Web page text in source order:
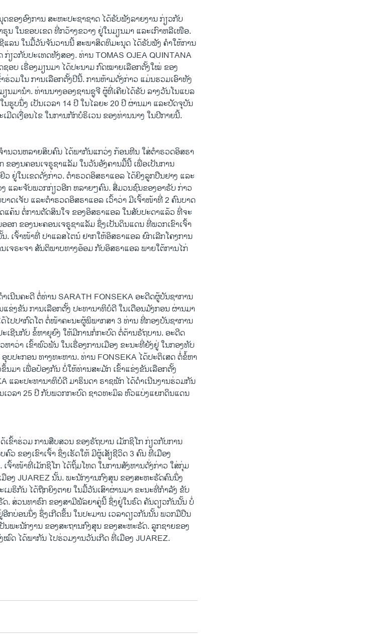
ຂອງອົງການ ສະຫະປະຊາຊາດ ໄດ້ຮັບຟັງລາຍງານ ກ່ຽວກັບ
ໃນຂອບເຂດ ທີ່ກວ້າງຂວາງ ຢູ່ໃນມຽນມາ ແລະເກົາຫລີເໜືອ.
ແລນ ໃນມື້ວັນຈັນວານນີ້ ສະພາສິດທິມະນຸດ ໄດ້ຮັບຟັງ ຄຳໃຫ້ການ
ຽວກັບປະເທດທັງສອງ. ທ່ານ TOMAS OJEA QUINTANA
ອບ ເຣື່ອງມຽນມາ ໄດ້ປະນາມ ກົດໝາຍເລືອກຕັ້ງໃໝ່ ຂອງ
ວມໃນ ການເລືອກຕັ້ງປີນີ້. ການຫ້າມດັ່ງກ່າວ ແມ່ນຮວມ​ເອົາທັງ
ນມານຳ. ທ່ານນາງອອງຊານຊູຈີ ຜູ້ທີ່ເຄີຍໄດ້ຮັບ ລາງວັນໂນແບລ
ຮູບນຶ່ງ ເປັນເວລາ 14 ປີ ໃນໄລຍະ 20 ປີ ຜ່ານມາ ແລະປັດຈຸບັນ
ມີດເງື່ອນໄຂ ໃນການກັກບໍຣິເວນ ຂອງທ່ານນາງ ໃນປີກາຍນີ້.
ນວນຫລາຍສິບຄົນ ໄດ້ພາກັນແກວ່ງ ກ້ອນຫີນ ໃສ່ຕຳຣວດອິສຣາ
ຂອງນຄອນເຈຣູຊາແລັມ ໃນວັນອັງຄານມື້ນີ້ ເພື່ອເປັນການ
ຢູ່ໃນເຂດດັ່ງກ່າວ. ຕຳຣວດອິສຣາແອລ ໄດ້ຍິງລູກປືນຢາງ ແລະ
ແລະຈັບພວກກ່ຽວອີກ ຫລາຍໆຄົນ. ສື່ມວນຊົນຂອງອາຣັບ ກ່າວ
າດເຈັບ ແລະຕຳຣວດອິສຣາແອລ ເວົ້າວ່າ ມີເຈົ້າໜ້າທີ່ 2 ຄົນບາດ
ແຄ້ນ ຕໍ່ການຕັດສິນໃຈ ຂອງອິສຣາແອລ ໃນສັບປະດາແລ້ວ ທີ່ຈະ
ອກ ຂອງນະຄອນເຈຣູຊາແລັມ ຊຶ່ງເປັນດິນແດນ ທີ່ພວກເຂົາເຈົ້າ
. ເຈົ້າໜ້າທີ່ ປາແລສໄຕນ໌ ຢາກໃຫ້ອິສຣາແອລ ຍົກເລີກໂຄງການ
ເຈຣະຈາ ສັນຕິພາບທາງອ້ອມ ກັບອິສຣາແອລ ພາຍ​ໃຕ້ການໄກ່
ເນີນຄະດີ ຕໍ່ທ່ານ SARATH FONSEKA ອະດີດຜູ້ບັນຊາການ
ຂ່ງຂັນ ການເລືອກຕັ້ງ ປະທານາທິບໍດີ ໃນເດືອນມັງກອນ ຜ່ານມາ
ໄປປາກົດໂຕ ຕໍ່ໜ້າຄະນະຜູ້ພິພາກສາ 3 ທ່ານ ທີ່ກອງບັນຊາການ
ເຊີນກັບ ຂໍ້ຫາຍຸຍົງ ໃຫ້ມີການກໍ່ກະບົດ ຕໍ່ຕ້ານຣັຖບານ. ອະດີດ
າວ່າ ເຂົ້າພົວພັນ ໃນເຣື່ອງການເມືອງ ຂະນະທີ່ຍັງຢູ່ ໃນກອງທັບ
ບປະກອນ ທາງທະຫານ. ທ່ານ FONSEKA ໄດ້ປະຕິເສດ ຕໍ່ຂໍ້ຫາ
ນ​ມາ ເພື່ອປ້ອງກັນ ບໍ່ໃຫ້ທ່ານສະມັກ ເຂົ້າແຂ່ງຂັນເລືອກຕັ້ງ
ແລະປະທານາທິບໍດີ ມາຮິນດາ ຣາຊພັກ ໄດ້ດຳເນີນງານຮ່ວມກັນ
ເວລາ 25 ປີ ກັບພວກກະບົດ ຊາວທະມິລ ຫົວແບ່ງແຍກດິນແດນ
ຂົ້າຮ່ວມ ການສືບສວນ ຂອງຣັຖບານ ເມັກຊິໂກ ກ່ຽວກັບການ
ຂອງ​ເຂົາ​ເຈົ້າ ຊຶ່ງເຮັດໃຫ້ ມີຜູ້ເສັຽຊີວິດ 3 ຄົນ ທີ່ເມືອງ
ຈົ້າໜ້າທີ່ເມັກຊິໂກ ໄດ້ຖິ້ມໂທດ ໃນການສັງຫານດັ່ງກ່າວ ໃສ່ກຸ່ມ
ອງ JUAREZ ນັ້ນ. ພະນັກງານກົງສຸນ ຂອງສະຫະຣັດຄົນນຶ່ງ
ມຣິກັນ ໄດ້ຖືກຍິງ​ຕາຍ ໃນມື້ວັນເສົາຜ່ານມາ ຂະນະທີ່ກຳລັງ​ ຂັບ
. ສ່ວນທາຣົກ ຂອງສາມີພັລຍາຄູ່ນີ້ ຊຶ່ງຢູ່ໃນຣົດ ຄັນດຽວກັນນັ້ນ ບໍ່
ກບ່ອນນຶ່ງ ຊຶ່ງເກີດຂຶ້ນ ໃນປະມານ ເວລາດຽວກັນນັ້ນ ພວກມືປືນ
ນ​ພະນັກງານ​ ຂອງສະຖານກົງສຸນ ຂອງສະຫະຣັດ. ລູກຊາຍຂອງ
ດ ໄດ້ພາກັນ ໄປຮ່ວມງານວັນເກີດ ທີ່ເມືອງ JUAREZ.